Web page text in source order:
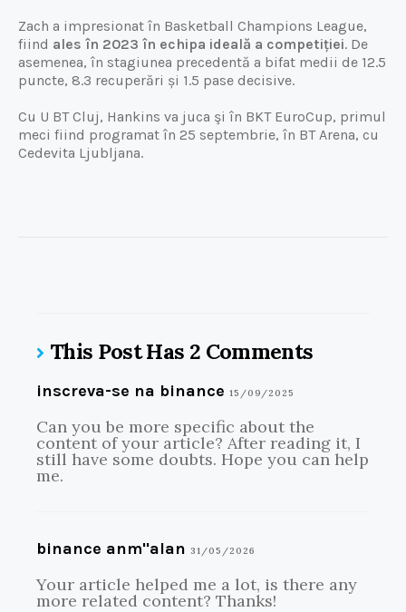
Zach a impresionat în Basketball Champions League,
fiind ales în 2023 în echipa ideală a competiției. De
asemenea, în stagiunea precedentă a bifat medii de 12.5
puncte, 8.3 recuperări și 1.5 pase decisive.
Cu U BT Cluj, Hankins va juca şi în BKT EuroCup, primul
meci fiind programat în 25 septembrie, în BT Arena, cu
Cedevita Ljubljana.
This Post Has 2 Comments
inscreva-se na binance 15/09/2025
Can you be more specific about the
content of your article? After reading it, I
still have some doubts. Hope you can help
me.
binance anm"alan 31/05/2026
Your article helped me a lot, is there any
more related content? Thanks!